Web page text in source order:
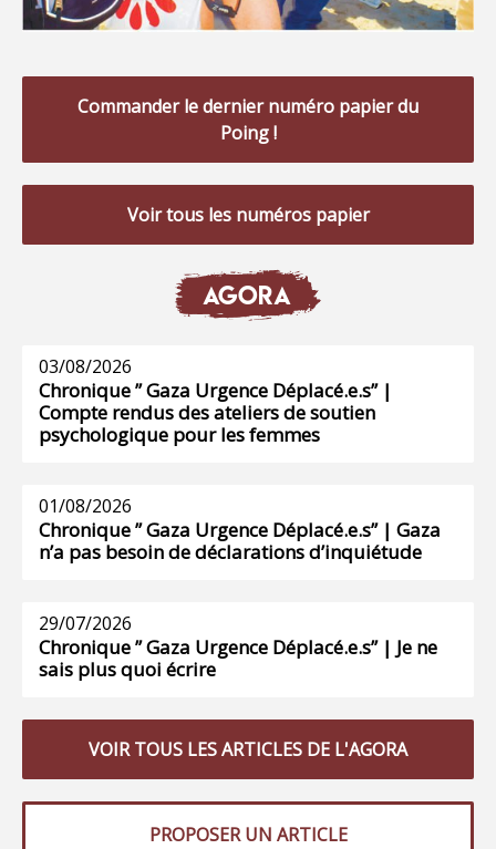
Commander le dernier numéro papier du
Poing !
Voir tous les numéros papier
AGORA
03/08/2026
Chronique ” Gaza Urgence Déplacé.e.s” |
Compte rendus des ateliers de soutien
psychologique pour les femmes
01/08/2026
Chronique ” Gaza Urgence Déplacé.e.s” | Gaza
n’a pas besoin de déclarations d’inquiétude
29/07/2026
Chronique ” Gaza Urgence Déplacé.e.s” | Je ne
sais plus quoi écrire
VOIR TOUS LES ARTICLES DE L'AGORA
PROPOSER UN ARTICLE